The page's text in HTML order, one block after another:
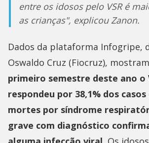
entre os idosos pelo VSR é
as crianças", explicou Zanon.
Dados da plataforma Infogripe,
Oswaldo Cruz (Fiocruz),
primeiro semestre deste ano o
respondeu por 38,1% dos casos
mortes por síndrome
grave com diagnóstico